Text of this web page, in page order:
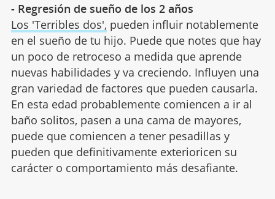
- Regresión de sueño de los 2 años
Los 'Terribles dos', pueden influir notablemente
en el sueño de tu hijo. Puede que notes que hay
un poco de retroceso a medida que aprende
nuevas habilidades y va creciendo. Influyen una
gran variedad de factores que pueden causarla.
En esta edad probablemente comiencen a ir al
baño solitos, pasen a una cama de mayores,
puede que comiencen a tener pesadillas y
pueden que definitivamente exterioricen su
carácter o comportamiento más desafiante.